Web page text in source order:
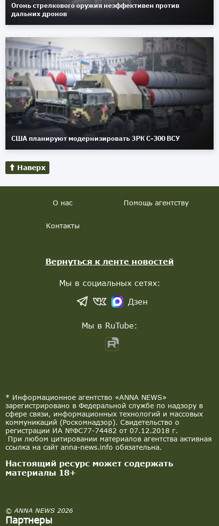
Огонь стрелкового оружия неэффективен против
дальних дронов
США планируют модернизировать ЗРК С-300 ВСУ
Наверх
* Информационное агентство «ANNA NEWS»
зарегистрировано в Федеральной службе по надзору в
сфере связи, информационных технологий и массовых
коммуникаций (Роскомнадзор). Свидетельство о
регистрации ИА №ФС77-74482 от 07.12.2018 г.
При любом цитировании материалов агентства активная
ссылка на сайт anna-news.info обязательна.
Настоящий ресурс может содержать
материалы 18+
© ANNA NEWS 2026
Партнеры
О нас Помощь агентству
Контакты
Вернуться к ленте новостей
Мы в социальных сетях:
Дзен
Мы в RuTube: